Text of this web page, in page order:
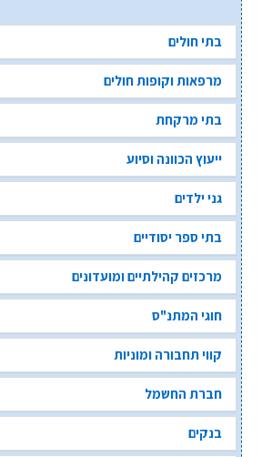
בתי חולים
מרפאות וקופות חולים
בתי מרקחת
ייעוץ הכוונה וסיוע
גני ילדים
בתי ספר יסודיים
מרכזים קהילתיים ומועדונים
חוגי המתנ"ס
קווי תחבורה ומוניות
חברת החשמל
בנקים